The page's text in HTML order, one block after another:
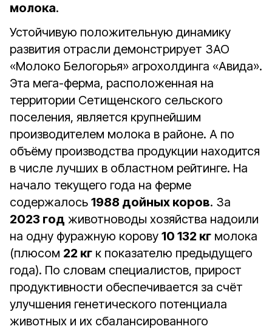
молока.
Устойчивую положительную динамику
развития отрасли демонстрирует ЗАО
«Молоко Белогорья» агрохолдинга «Авида».
Эта мега-ферма, расположенная на
территории Сетищенского сельского
поселения, является крупнейшим
производителем молока в районе. А по
объёму производства продукции находится
в числе лучших в областном рейтинге. На
начало текущего года на ферме
содержалось 1988 дойных коров. За
2023 год животноводы хозяйства надоили
на одну фуражную корову 10 132 кг молока
(плюсом 22 кг к показателю предыдущего
года). По словам специалистов, прирост
продуктивности обеспечивается за счёт
улучшения генетического потенциала
животных и их сбалансированного